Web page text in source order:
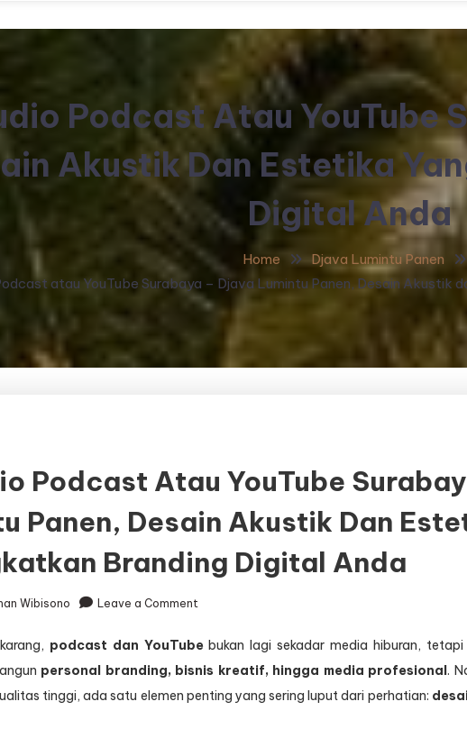
Podcast Atau YouTube
Akustik Dan Estetika
Digital Anda
Home
Djava Lumintu Panen
atau YouTube Surabaya – Djava Lumintu Panen, Desain Akustik
Podcast Atau YouTube
Panen, Desain Akustik Dan
Branding Digital Anda
Wibisono Leave a Comment
Studio
atau
YouTube
podcast dan YouTubebukan lagi sekadar media hiburan, tetapi
personal branding, bisnis kreatif, hingga media profesional.
tinggi, ada satu elemen penting yang sering luput dari perhatian: